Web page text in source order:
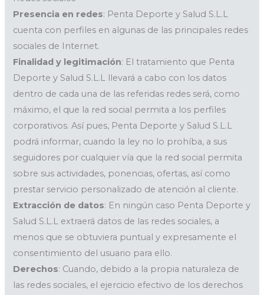
Presencia en redes: Penta Deporte y Salud S.L.L
cuenta con perfiles en algunas de las principales redes
sociales de Internet.
Finalidad y legitimación: El tratamiento que Penta
Deporte y Salud S.L.L llevará a cabo con los datos
dentro de cada una de las referidas redes será, como
máximo, el que la red social permita a los perfiles
corporativos. Así pues, Penta Deporte y Salud S.L.L
podrá informar, cuando la ley no lo prohíba, a sus
seguidores por cualquier vía que la red social permita
sobre sus actividades, ponencias, ofertas, así como
prestar servicio personalizado de atención al cliente.
Extracción de datos: En ningún caso Penta Deporte y
Salud S.L.L extraerá datos de las redes sociales, a
menos que se obtuviera puntual y expresamente el
consentimiento del usuario para ello.
Derechos: Cuando, debido a la propia naturaleza de
las redes sociales, el ejercicio efectivo de los derechos